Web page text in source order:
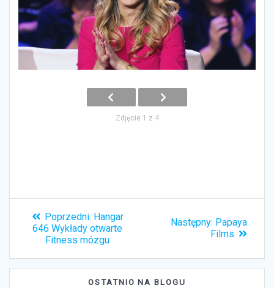
Zdjęcie 1 z 4
wpisuPoprzedni: Poprzedni
wpis:
Hangar
646 Wykłady otwarte
Fitness mózgu
Następny: Następny
wpis:
Papaya
Films
OSTATNIO NA BLOGU